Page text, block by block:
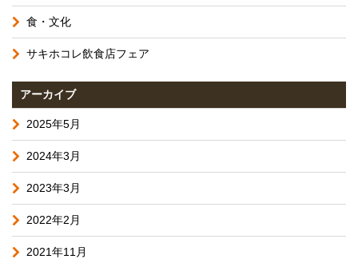
食・文化
サキホコレ飲食店フェア
アーカイブ
2025年5月
2024年3月
2023年3月
2022年2月
2021年11月